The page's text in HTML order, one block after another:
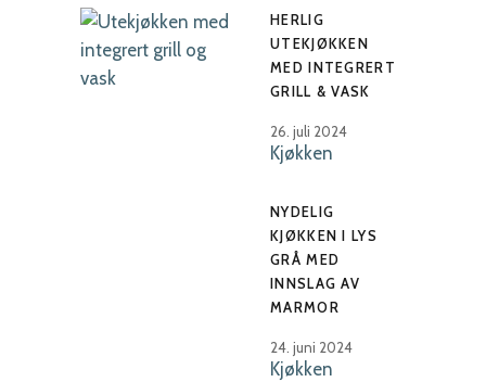
HERLIG
UTEKJØKKEN
MED INTEGRERT
GRILL & VASK
26. juli 2024
Kjøkken
NYDELIG
KJØKKEN I LYS
GRÅ MED
INNSLAG AV
MARMOR
24. juni 2024
Kjøkken